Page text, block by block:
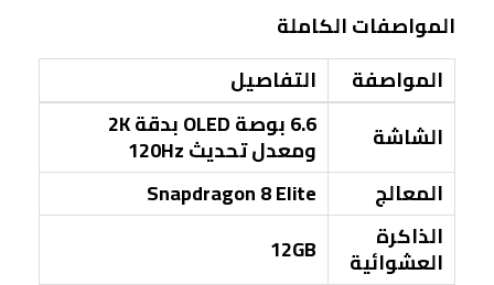
المواصفات الكاملة
المواصفة
التفاصيل
الشاشة
6.6 بوصة OLED بدقة 2K
ومعدل تحديث 120Hz
المعالج
Snapdragon 8 Elite
الذاكرة
العشوائية
12GB